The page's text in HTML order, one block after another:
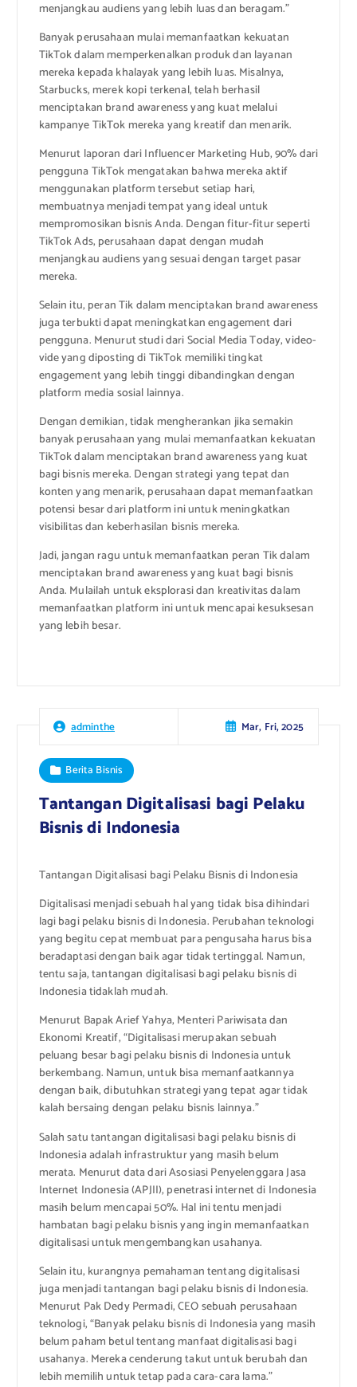
menjangkau audiens yang lebih luas dan beragam.”
Banyak perusahaan mulai memanfaatkan kekuatan
TikTok dalam memperkenalkan produk dan layanan
mereka kepada khalayak yang lebih luas. Misalnya,
Starbucks, merek kopi terkenal, telah berhasil
menciptakan brand awareness yang kuat melalui
kampanye TikTok mereka yang kreatif dan menarik.
Menurut laporan dari Influencer Marketing Hub, 90% dari
pengguna TikTok mengatakan bahwa mereka aktif
menggunakan platform tersebut setiap hari,
membuatnya menjadi tempat yang ideal untuk
mempromosikan bisnis Anda. Dengan fitur-fitur seperti
TikTok Ads, perusahaan dapat dengan mudah
menjangkau audiens yang sesuai dengan target pasar
mereka.
Selain itu, peran Tik dalam menciptakan brand awareness
juga terbukti dapat meningkatkan engagement dari
pengguna. Menurut studi dari Social Media Today, video-
vide yang diposting di TikTok memiliki tingkat
engagement yang lebih tinggi dibandingkan dengan
platform media sosial lainnya.
Dengan demikian, tidak mengherankan jika semakin
banyak perusahaan yang mulai memanfaatkan kekuatan
TikTok dalam menciptakan brand awareness yang kuat
bagi bisnis mereka. Dengan strategi yang tepat dan
konten yang menarik, perusahaan dapat memanfaatkan
potensi besar dari platform ini untuk meningkatkan
visibilitas dan keberhasilan bisnis mereka.
Jadi, jangan ragu untuk memanfaatkan peran Tik dalam
menciptakan brand awareness yang kuat bagi bisnis
Anda. Mulailah untuk eksplorasi dan kreativitas dalam
memanfaatkan platform ini untuk mencapai kesuksesan
yang lebih besar.
adminthe Mar, Fri, 2025
Berita Bisnis
Tantangan Digitalisasi bagi Pelaku
Bisnis di Indonesia
Tantangan Digitalisasi bagi Pelaku Bisnis di Indonesia
Digitalisasi menjadi sebuah hal yang tidak bisa dihindari
lagi bagi pelaku bisnis di Indonesia. Perubahan teknologi
yang begitu cepat membuat para pengusaha harus bisa
beradaptasi dengan baik agar tidak tertinggal. Namun,
tentu saja, tantangan digitalisasi bagi pelaku bisnis di
Indonesia tidaklah mudah.
Menurut Bapak Arief Yahya, Menteri Pariwisata dan
Ekonomi Kreatif, “Digitalisasi merupakan sebuah
peluang besar bagi pelaku bisnis di Indonesia untuk
berkembang. Namun, untuk bisa memanfaatkannya
dengan baik, dibutuhkan strategi yang tepat agar tidak
kalah bersaing dengan pelaku bisnis lainnya.”
Salah satu tantangan digitalisasi bagi pelaku bisnis di
Indonesia adalah infrastruktur yang masih belum
merata. Menurut data dari Asosiasi Penyelenggara Jasa
Internet Indonesia (APJII), penetrasi internet di Indonesia
masih belum mencapai 50%. Hal ini tentu menjadi
hambatan bagi pelaku bisnis yang ingin memanfaatkan
digitalisasi untuk mengembangkan usahanya.
Selain itu, kurangnya pemahaman tentang digitalisasi
juga menjadi tantangan bagi pelaku bisnis di Indonesia.
Menurut Pak Dedy Permadi, CEO sebuah perusahaan
teknologi, “Banyak pelaku bisnis di Indonesia yang masih
belum paham betul tentang manfaat digitalisasi bagi
usahanya. Mereka cenderung takut untuk berubah dan
lebih memilih untuk tetap pada cara-cara lama.”